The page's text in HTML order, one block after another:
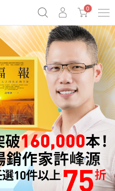
奧德賽女巫瑟西
原子習慣實踐本
0